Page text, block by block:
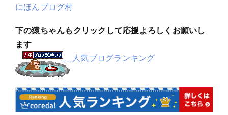
にほんブログ村
下の猿ちゃんもクリックして応援よろしくお願いし
ます
人気ブログランキング